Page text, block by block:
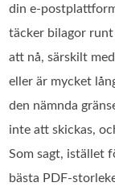
din e-
täcker bilagor
att nå, särskilt
eller är mycket
den nämnda
inte att skickas,
Som sagt, istället
bästa PDF-